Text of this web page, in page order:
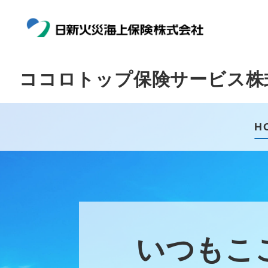
ココロトップ保険サービス
いつもこ